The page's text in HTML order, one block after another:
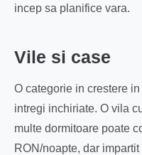
incep sa planifice vara.
Vile si case
O categorie in crestere
intregi inchiriate. O vila
multe dormitoare poate
RON/noapte, dar